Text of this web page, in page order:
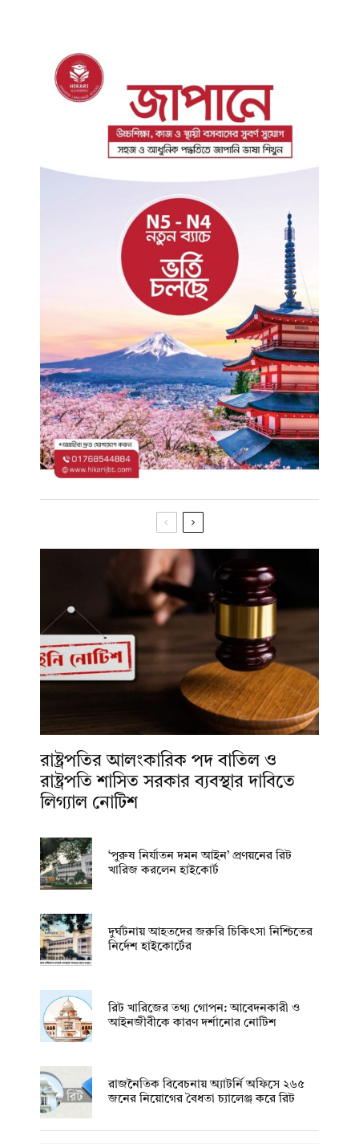
রাষ্ট্রপতির আলংকারিক পদ বাতিল ও
রাষ্ট্রপতি শাসিত সরকার ব্যবস্থার দাবিতে
লিগ্যাল নোটিশ
‘পুরুষ নির্যাতন দমন আইন’ প্রণয়নের রিট
খারিজ করলেন হাইকোর্ট
দুর্ঘটনায় আহতদের জরুরি চিকিৎসা নিশ্চিতের
নির্দেশ হাইকোর্টের
রিট খারিজের তথ্য গোপন: আবেদনকারী ও
আইনজীবীকে কারণ দর্শানোর নোটিশ
রাজনৈতিক বিবেচনায় অ‍্যাটর্নি অফিসে ২৬৫
জনের নিয়োগের বৈধতা চ্যালেঞ্জ করে রিট